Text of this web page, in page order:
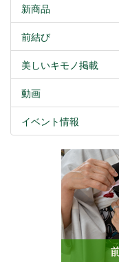
新商品
前結び
美しいキモノ掲載
動画
イベント情報